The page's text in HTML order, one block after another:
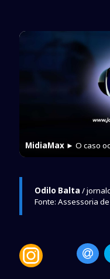
MidiaMax► O caso
Odilo Balta /
Fonte: Assessoria